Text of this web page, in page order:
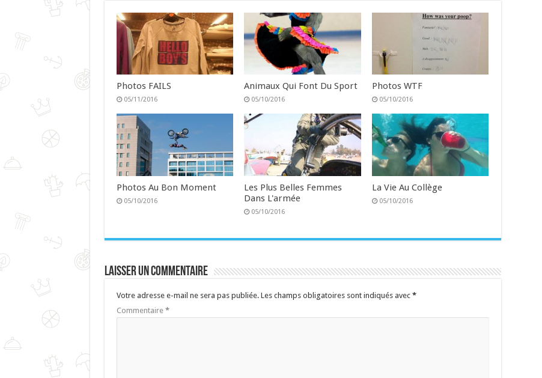
Photos FAILS
05/11/2016
Animaux Qui Font Du Sport
05/10/2016
Photos WTF
05/10/2016
Photos Au Bon Moment
05/10/2016
Les Plus Belles Femmes
Dans L'armée
05/10/2016
La Vie Au Collège
05/10/2016
Laisser un commentaire
Votre adresse e-mail ne sera pas publiée. Les champs obligatoires sont indiqués avec *
Commentaire *